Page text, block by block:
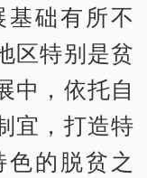
础有所不
区特别是贫
中，依托自
宜，打造特
的脱贫之